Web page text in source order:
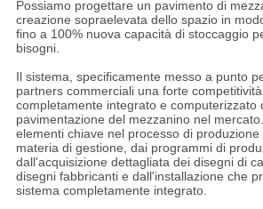
Possiamo progettare un pavimento di
creazione sopraelevata dello spazio in
fino a 100% nuova capacità di stoccaggio
bisogni.
Il sistema, specificamente messo a punto
partners commerciali una forte
completamente integrato e computerizzato
pavimentazione del mezzanino nel
elementi chiave nel processo di
materia di gestione, dai programmi di
dall'acquisizione dettagliata dei disegni di
disegni fabbricanti e dall'installazione che
sistema completamente integrato.